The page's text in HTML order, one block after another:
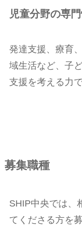
児童分野の専
発達支援、療育
域生活など、子
支援を考える力で
募集職種
SHIP中央では、
てくださる方を